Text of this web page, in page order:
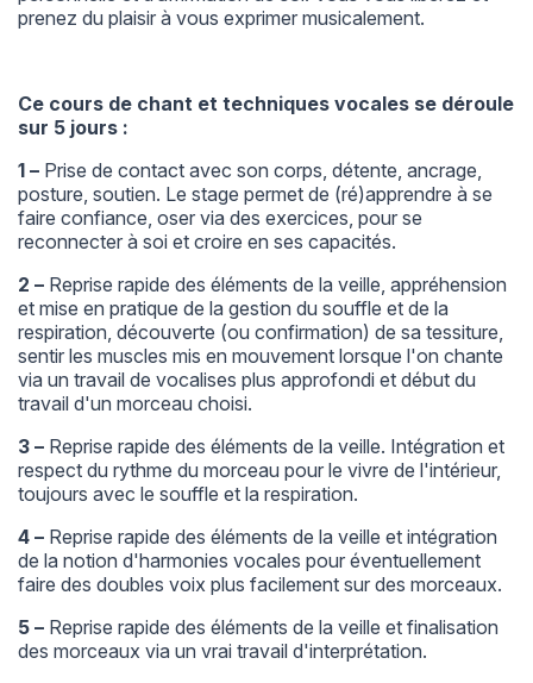
prenez du plaisir à vous exprimer musicalement.
Ce cours de chant et techniques vocales se déroule
sur 5 jours :
1 – Prise de contact avec son corps, détente, ancrage,
posture, soutien. Le stage permet de (ré)apprendre à se
faire confiance, oser via des exercices, pour se
reconnecter à soi et croire en ses capacités.
2 – Reprise rapide des éléments de la veille, appréhension
et mise en pratique de la gestion du souffle et de la
respiration, découverte (ou confirmation) de sa tessiture,
sentir les muscles mis en mouvement lorsque l'on chante
via un travail de vocalises plus approfondi et début du
travail d'un morceau choisi.
3 – Reprise rapide des éléments de la veille. Intégration et
respect du rythme du morceau pour le vivre de l'intérieur,
toujours avec le souffle et la respiration.
4 – Reprise rapide des éléments de la veille et intégration
de la notion d'harmonies vocales pour éventuellement
faire des doubles voix plus facilement sur des morceaux.
5 – Reprise rapide des éléments de la veille et finalisation
des morceaux via un vrai travail d'interprétation.